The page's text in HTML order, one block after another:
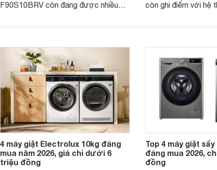
F90S10BRV còn đang được nhiều
giặt cửa trên 9kg.
còn ghi điểm với hệ
giặt.
4 máy giặt Electrolux 10kg đáng
mua năm 2026, giá chỉ dưới 6
triệu đồng
Top 4 máy giặt
đáng mua 2026,
đồng